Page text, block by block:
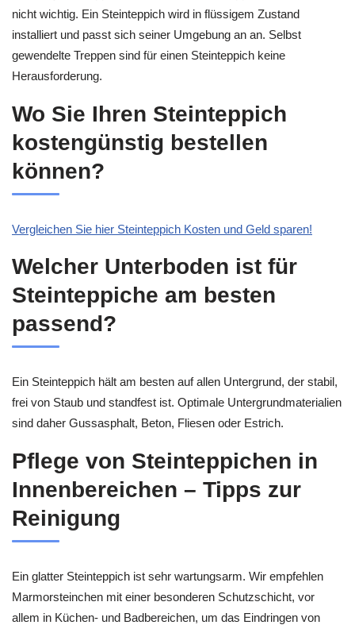
nicht wichtig. Ein Steinteppich wird in flüssigem Zustand
installiert und passt sich seiner Umgebung an an. Selbst
gewendelte Treppen sind für einen Steinteppich keine
Herausforderung.
Wo Sie Ihren Steinteppich
kostengünstig bestellen
können?
Vergleichen Sie hier Steinteppich Kosten und Geld sparen!
Welcher Unterboden ist für
Steinteppiche am besten
passend?
Ein Steinteppich hält am besten auf allen Untergrund, der stabil,
frei von Staub und standfest ist. Optimale Untergrundmaterialien
sind daher Gussasphalt, Beton, Fliesen oder Estrich.
Pflege von Steinteppichen in
Innenbereichen – Tipps zur
Reinigung
Ein glatter Steinteppich ist sehr wartungsarm. Wir empfehlen
Marmorsteinchen mit einer besonderen Schutzschicht, vor
allem in Küchen- und Badbereichen, um das Eindringen von